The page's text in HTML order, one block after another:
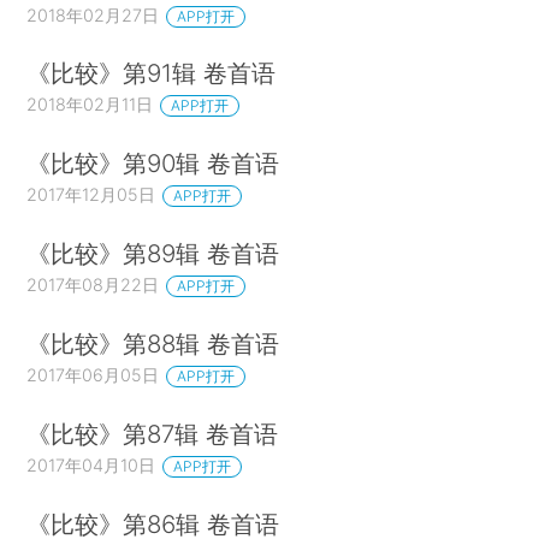
2018年02月27日 APP打开
《比较》第91辑 卷首语
2018年02月11日 APP打开
《比较》第90辑 卷首语
2017年12月05日 APP打开
《比较》第89辑 卷首语
2017年08月22日 APP打开
《比较》第88辑 卷首语
2017年06月05日 APP打开
《比较》第87辑 卷首语
2017年04月10日 APP打开
《比较》第86辑 卷首语